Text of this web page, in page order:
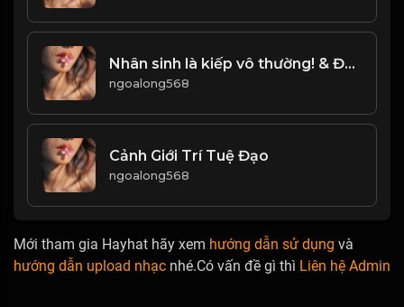
Nhân sinh là kiếp vô thường! & Đạo
ngoalong568
Cảnh Giới Trí Tuệ Đạo
ngoalong568
Mới tham gia Hayhat hãy xem hướng dẫn sử dụng và
hướng dẫn upload nhạc nhé.Có vấn đề gì thì Liên hệ Admin